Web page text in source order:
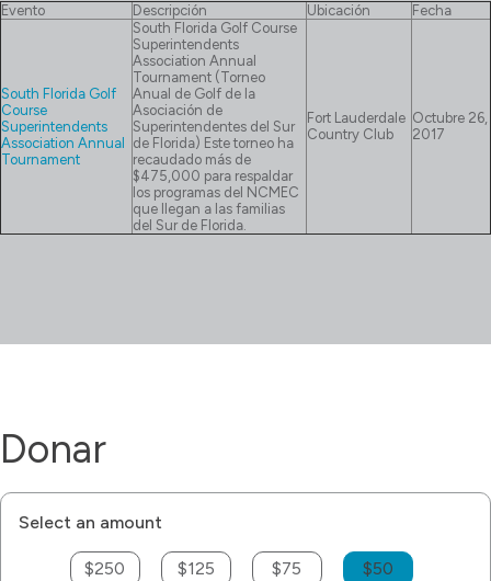
Evento Descripción Ubicación Fecha
South Florida Golf
Course
Superintendents
Association Annual
Tournament
South Florida Golf Course
Superintendents
Association Annual
Tournament (Torneo
Anual de Golf de la
Asociación de
Superintendentes del Sur
de Florida) Este torneo ha
recaudado más de
$475,000 para respaldar
los programas del NCMEC
que llegan a las familias
del Sur de Florida.
Fort Lauderdale
Country Club
Octubre 26,
2017
Donar
Select an amount
$250 $125 $75 $50